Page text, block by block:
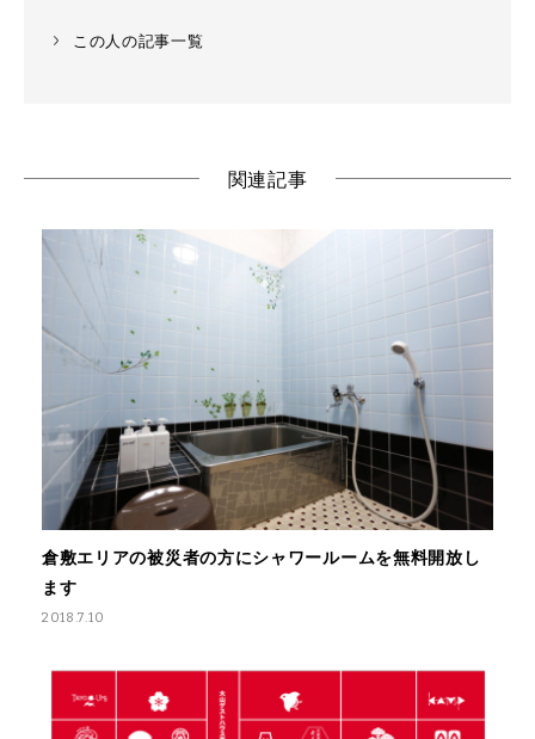
この人の記事一覧
関連記事
倉敷エリアの被災者の方にシャワールームを無料開放し
ます
2018.7.10